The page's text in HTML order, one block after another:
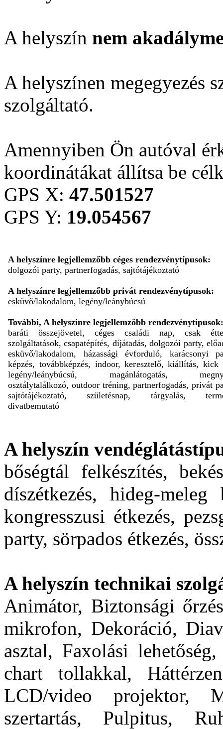
A helyszín nem
A helyszínen megegyezés
szolgáltató.
Amennyiben Ön autóval
koordinátákat állítsa be
GPS X: 47.501527
GPS Y: 19.054567
A helyszínre legjellemzőbb céges rendezvénytípusok:
dolgozói party, partnerfogadás, sajtótájékoztató
A helyszínre legjellemzőbb privát rendezvénytípusok:
esküvő/lakodalom, legény/leánybúcsú
További, A helyszínre legjellemzőbb rendezvénytípusok:
baráti összejövetel, céges családi nap, csak
szolgáltatások, csapatépítés, díjátadás, dolgozói party,
esküvő/lakodalom, házassági évforduló, karácsonyi
képzés, továbbképzés, indoor, keresztelő, kiállítás,
legény/leánybúcsú, magánlátogatás,
osztálytalálkozó, outdoor tréning, partnerfogadás, privát
sajtótájékoztató, születésnap, tárgyalás,
divatbemutató
A helyszín
bőségtál felkészítés,
díszétkezés, hideg-
kongresszusi étkezés,
party, sörpados étkezés,
A helyszín technikai
Animátor, Biztonsági
mikrofon, Dekoráció,
asztal, Faxolási
chart tollakkal,
LCD/video projektor,
szertartás, Pulpitus,